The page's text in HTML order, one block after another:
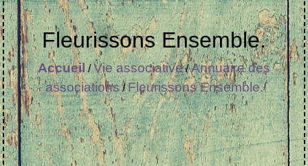
Fleurissons Ensemble.
Accueil/Vie associative/Annuaire des
associations/Fleurissons Ensemble.